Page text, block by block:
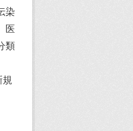
染
医
類